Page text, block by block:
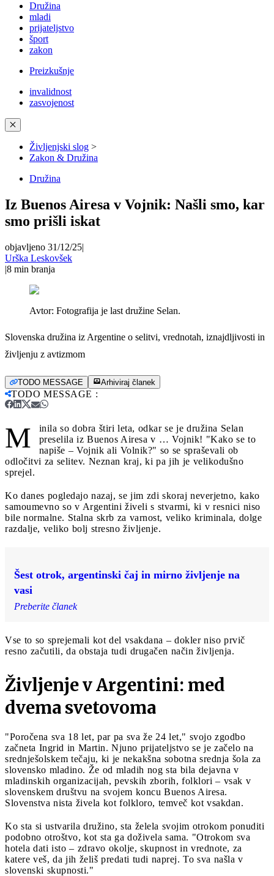
Družina
mladi
prijateljstvo
šport
zakon
Preizkušnje
invalidnost
zasvojenost
✕
Življenjski slog >
Zakon & Družina
Družina
Iz Buenos Airesa v Vojnik: Našli smo, kar
smo prišli iskat
objavljeno 31/12/25|
Urška Leskovšek
|8 min branja
Avtor: Fotografija je last družine Selan.
Slovenska družina iz Argentine o selitvi, vrednotah, iznajdljivosti in
življenju z avtizmom
TODO MESSAGE Arhiviraj članek
TODO MESSAGE :
M
inila so dobra štiri leta, odkar se je družina Selan
preselila iz Buenos Airesa v … Vojnik! "Kako se to
napiše – Vojnik ali Volnik?" so se spraševali ob
odločitvi za selitev. Neznan kraj, ki pa jih je velikodušno
sprejel.
Ko danes pogledajo nazaj, se jim zdi skoraj neverjetno, kako
samoumevno so v Argentini živeli s stvarmi, ki v resnici niso
bile normalne. Stalna skrb za varnost, veliko kriminala, dolge
razdalje, veliko bolj stresno življenje.
Šest otrok, argentinski čaj in mirno življenje na
vasi
Preberite članek
Vse to so sprejemali kot del vsakdana – dokler niso prvič
resno začutili, da obstaja tudi drugačen način življenja.
Življenje v Argentini: med
dvema svetovoma
"Poročena sva 18 let, par pa sva že 24 let," svojo zgodbo
začneta Ingrid in Martin. Njuno prijateljstvo se je začelo na
srednješolskem tečaju, ki je nekakšna sobotna srednja šola za
slovensko mladino. Že od mladih nog sta bila dejavna v
mladinskih organizacijah, pevskih zborih, folklori – vsak v
slovenskem društvu na svojem koncu Buenos Airesa.
Slovenstva nista živela kot folkloro, temveč kot vsakdan.
Ko sta si ustvarila družino, sta želela svojim otrokom ponuditi
podobno otroštvo, kot sta ga doživela sama. "Otrokom sva
hotela dati isto – zdravo okolje, skupnost in vrednote, za
katere veš, da jih želiš predati tudi naprej. To sva našla v
slovenski skupnosti."